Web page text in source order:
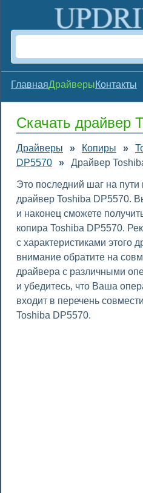
ГлавнаяДрайверыКонтакты
Скачать драйвер
Драйверы » Копиры »
DP5570
» Драйвер
Это последний шаг на пути
драйвер Toshiba DP5570.
и наконец сможете
копира Toshiba DP5570.
с характеристиками этого
внимание обратите на
драйвера с различными
и убедитесь, что Ваша
входит в перечень
Toshiba DP5570.